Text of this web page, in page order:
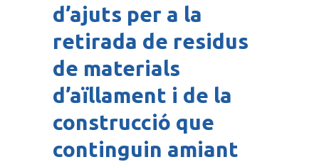
d’ajuts per a la
retirada de residus
de materials
d’aïllament i de la
construcció que
continguin amiant